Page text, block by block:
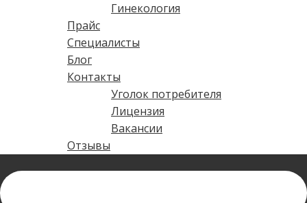
Гинекология
Прайс
Специалисты
Блог
Контакты
Уголок потребителя
Лицензия
Вакансии
Отзывы